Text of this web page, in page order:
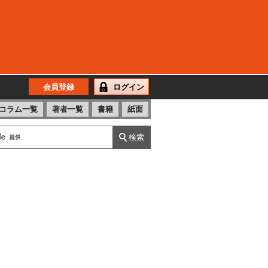
会員登録 ログイン
コラム一覧 著者一覧 書籍 紙面